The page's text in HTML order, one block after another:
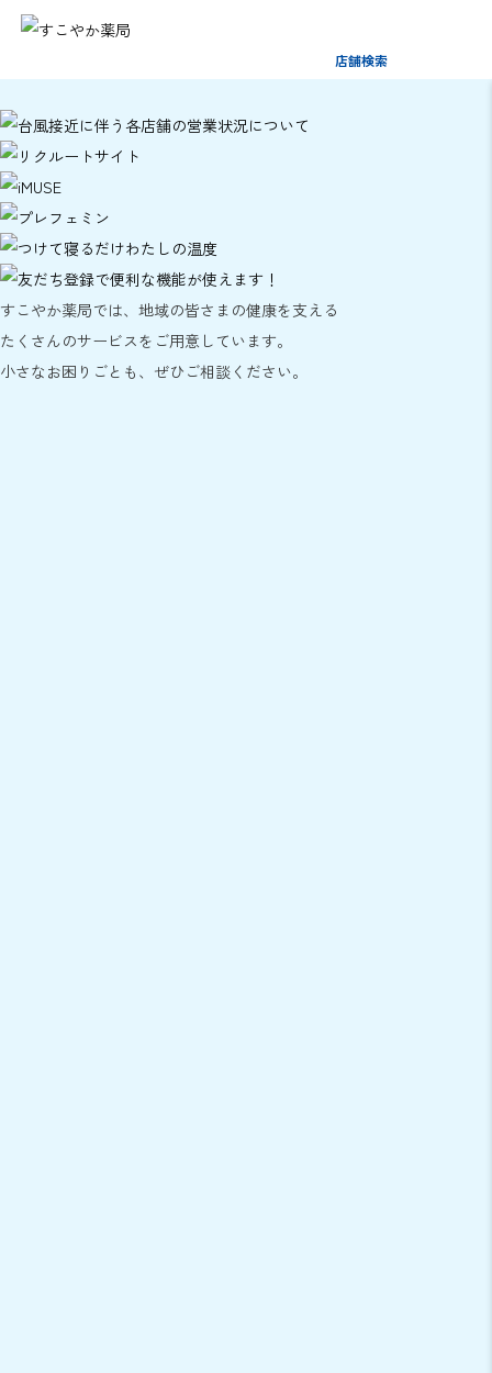
店舗検索
すこやか薬局では、地域の皆さまの健康を支える
たくさんのサービスをご用意しています。
小さなお困りごとも、ぜひご相談ください。